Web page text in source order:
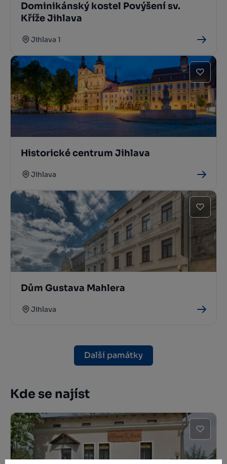
Dominikánský kostel Povýšení sv.
Kříže Jihlava
Jihlava 1
Historické centrum Jihlava
Jihlava
Dům Gustava Mahlera
Jihlava
Další památky
Kde se najíst